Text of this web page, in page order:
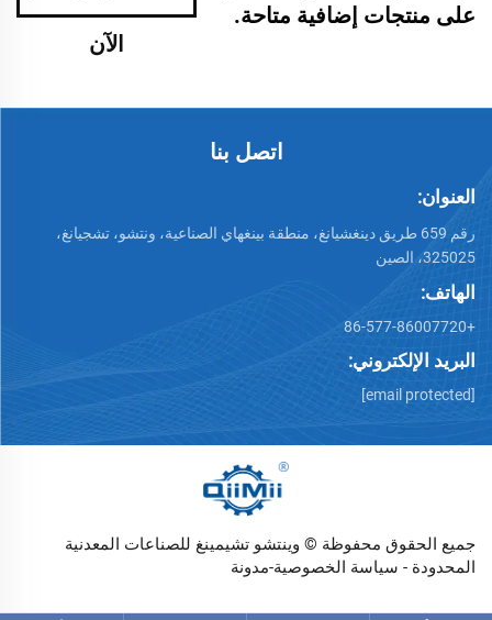
على منتجات إضافية متاحة.
الآن
اتصل بنا
العنوان:
رقم 659 طريق دينغشيانغ، منطقة بينغهاي الصناعية، ونتشو، تشجيانغ،
325025، الصين
الهاتف:
+86-577-86007720
البريد الإلكتروني:
[email protected]
جميع الحقوق محفوظة © وينتشو تشيمينغ للصناعات المعدنية
المحدودة - سياسة الخصوصية-مدونة